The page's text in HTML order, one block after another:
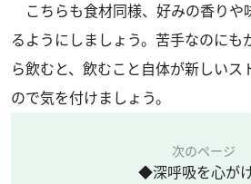
こちらも食材同様、好みの香りや
るようにしましょう。苦手なのにも
ら飲むと、飲むこと自体が新しいス
ので気を付けましょう。
次のページ
◆深呼吸を心が